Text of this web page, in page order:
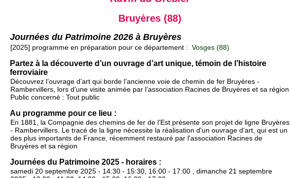
Bruyères (88)
Journées du Patrimoine 2026 à Bruyères
[2025] programme en préparation pour ce département : Vosges (88)
Partez à la découverte d’un ouvrage d’art unique, témoin de l’histoire
ferroviaire
Découvrez l’ouvrage d’art qui borde l’ancienne voie de chemin de fer Bruyères -
Rambervillers, lors d’une visite animée par l’association Racines de Bruyères et sa région
Public concerné : Tout public
Au programme pour ce lieu :
En 1881, la Compagnie des chemins de fer de l’Est présente son projet de ligne Bruyères
- Rambervillers. Le tracé de la ligne nécessite la réalisation d'un ouvrage d’art, qui est un
des plus importants de France, récemment restauré par l'association Racines de
Bruyères et sa région
Journées du Patrimoine 2025 - horaires :
samedi 20 septembre 2025 - 14:30 - 15:30, 16:00 - 17:00 , dimanche 21 septembre